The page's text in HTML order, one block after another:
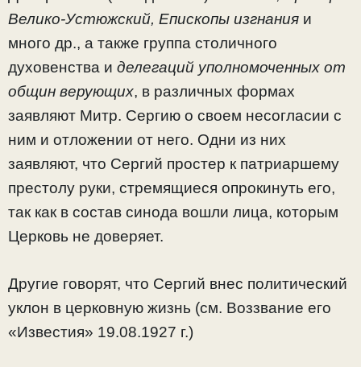
Велико-Устюжский, Епископы изгнания и
много др., а также группа столичного
духовенства и делегаций уполномоченных от
общин верующих, в различных формах
заявляют Митр. Сергию о своем несогласии с
ним и отложении от него. Одни из них
заявляют, что Сергий простер к патриаршему
престолу руки, стремящиеся опрокинуть его,
так как в состав синода вошли лица, которым
Церковь не доверяет.
Другие говорят, что Сергий внес политический
уклон в церковную жизнь (см. Воззвание его
«Известия» 19.08.1927 г.)